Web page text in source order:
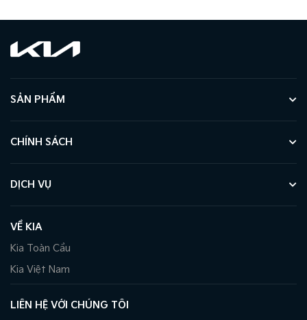
SẢN PHẨM
CHÍNH SÁCH
DỊCH VỤ
VỀ KIA
Kia Toàn Cầu
Kia Việt Nam
LIÊN HỆ VỚI CHÚNG TÔI